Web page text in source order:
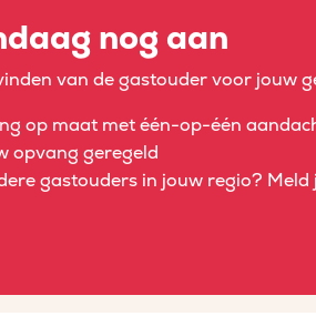
nog aan
van de gastouder voor jouw
op maat met één-op-één
opvang geregeld
gastouders in jouw regio? Meld